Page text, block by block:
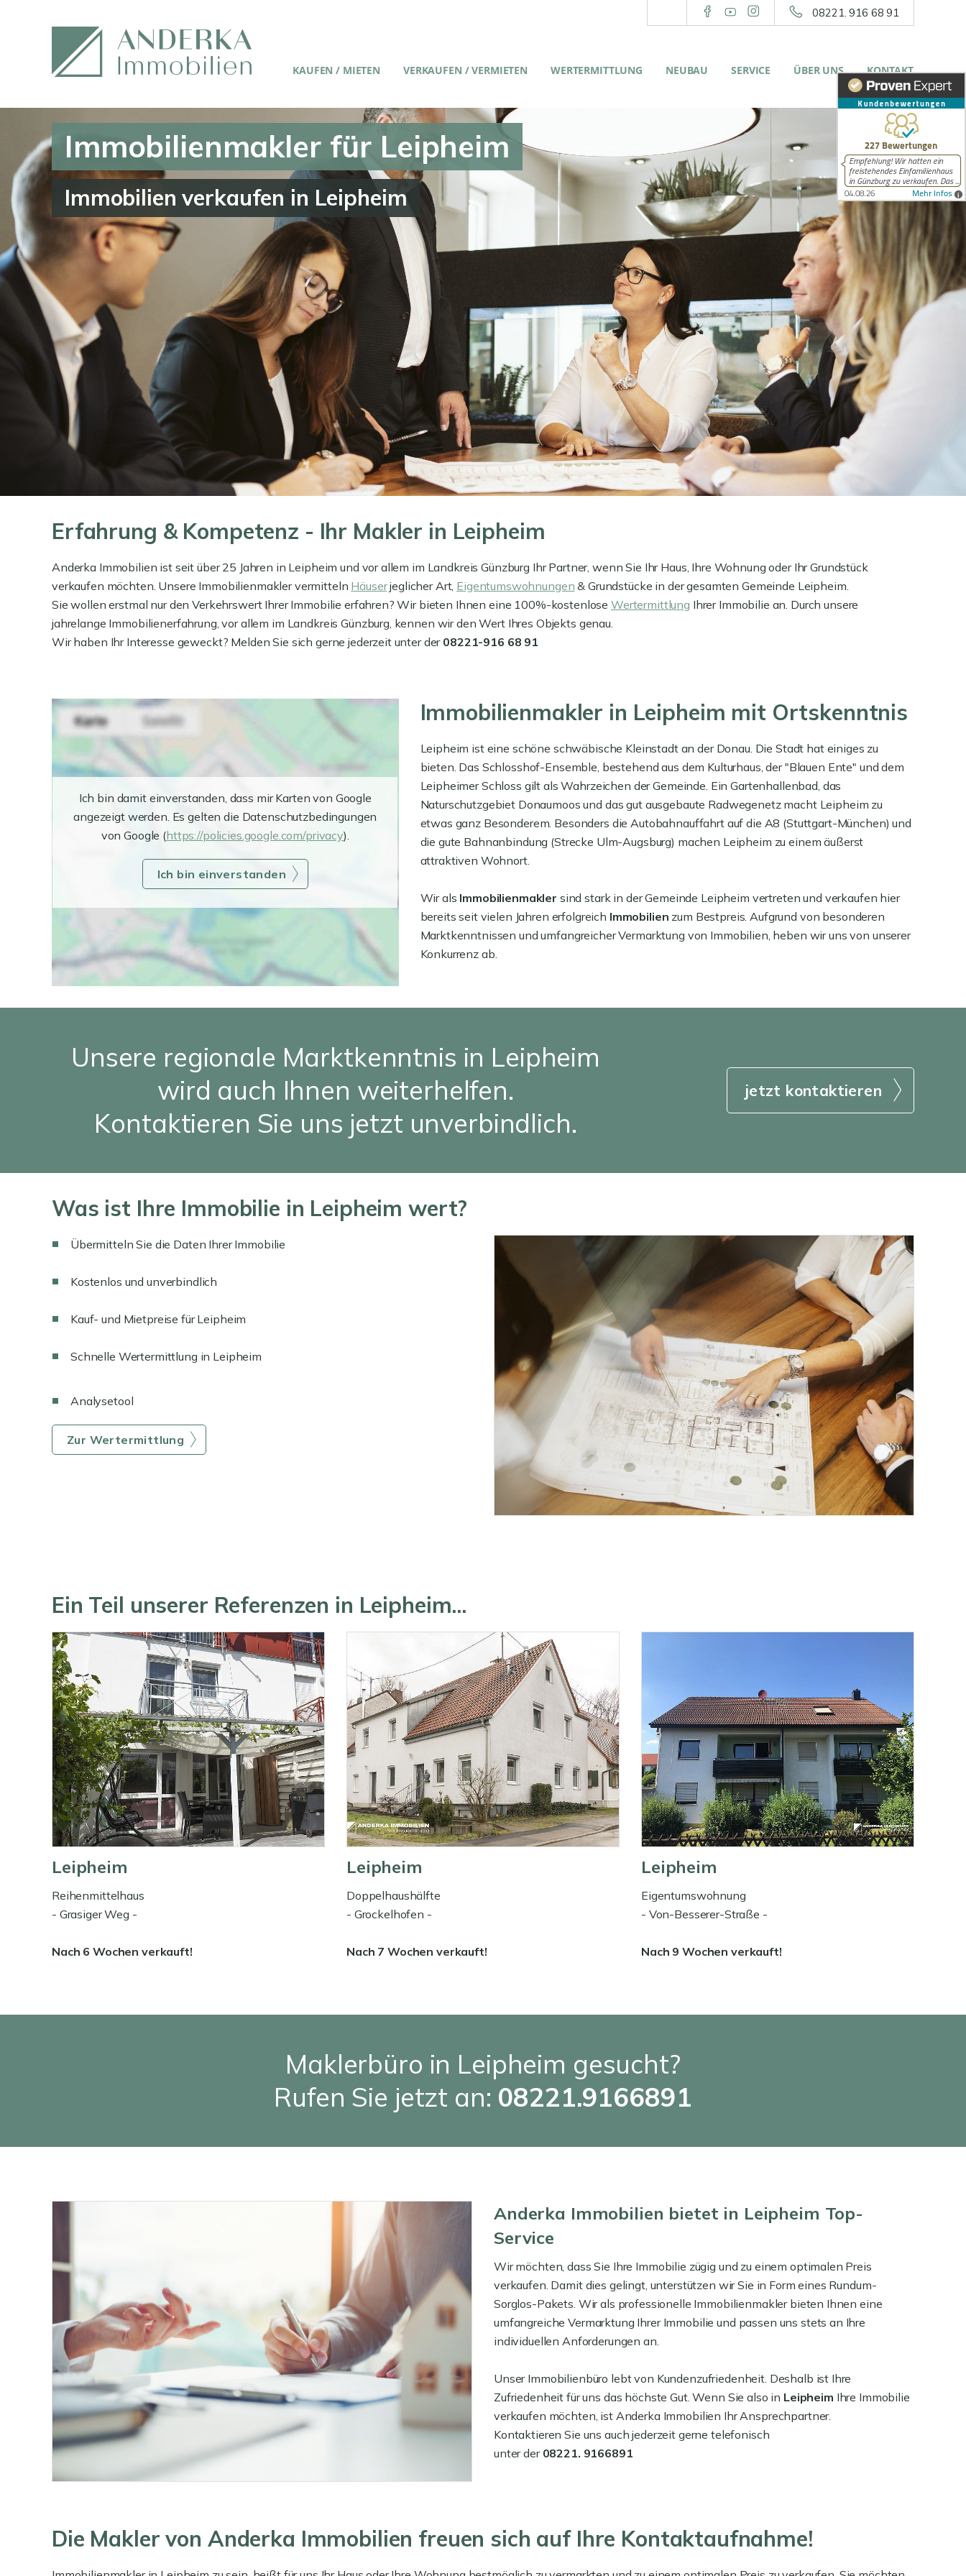
08221. 916 68 91
KAUFEN / MIETEN VERKAUFEN / VERMIETEN WERTERMITTLUNG NEUBAU SERVICE ÜBER UNS KONTAKT
Immobilienmakler für Leipheim
Immobilien verkaufen in Leipheim
Erfahrung & Kompetenz - Ihr Makler in Leipheim
Anderka Immobilien ist seit über 25 Jahren in Leipheim und vor allem im Landkreis Günzburg Ihr Partner, wenn Sie Ihr Haus, Ihre Wohnung oder Ihr Grundstück
verkaufen möchten. Unsere Immobilienmakler vermitteln Häuserjeglicher Art, Eigentumswohnungen & Grundstücke in der gesamten Gemeinde Leipheim.
Sie wollen erstmal nur den Verkehrswert Ihrer Immobilie erfahren? Wir bieten Ihnen eine 100%-kostenloseWertermittlung Ihrer Immobilie an. Durch unsere
jahrelange Immobilienerfahrung, vor allem im Landkreis Günzburg, kennen wir den Wert Ihres Objekts genau.
Wir haben Ihr Interesse geweckt? Melden Sie sich gerne jederzeit unter der 08221-916 68 91
Ich bin damit einverstanden, dass mir Karten von Google
angezeigt werden. Es gelten die Datenschutzbedingungen
von Google (https://policies.google.com/privacy).
Ich bin einverstanden
Immobilienmakler in Leipheim mit Ortskenntnis
Leipheim ist eine schöne schwäbische Kleinstadt an der Donau. Die Stadt hat einiges zu
bieten. Das Schlosshof-Ensemble, bestehend aus dem Kulturhaus, der "Blauen Ente" und dem
Leipheimer Schloss gilt als Wahrzeichen der Gemeinde. Ein Gartenhallenbad, das
Naturschutzgebiet Donaumoos und das gut ausgebaute Radwegenetz macht Leipheim zu
etwas ganz Besonderem. Besonders die Autobahnauffahrt auf die A8 (Stuttgart-München) und
die gute Bahnanbindung (Strecke Ulm-Augsburg) machen Leipheim zu einem äußerst
attraktiven Wohnort.
Wir als Immobilienmakler sind stark in der Gemeinde Leipheim vertreten und verkaufen hier
bereits seit vielen Jahren erfolgreich Immobilien zum Bestpreis. Aufgrund von besonderen
Marktkenntnissen und umfangreicher Vermarktung von Immobilien, heben wir uns von unserer
Konkurrenz ab.
Unsere regionale Marktkenntnis in Leipheim
wird auch Ihnen weiterhelfen.
Kontaktieren Sie uns jetzt unverbindlich.
jetzt kontaktieren
Was ist Ihre Immobilie in Leipheim wert?
Übermitteln Sie die Daten Ihrer Immobilie
Kostenlos und unverbindlich
Kauf- und Mietpreise für Leipheim
Schnelle Wertermittlung in Leipheim
Analysetool
Zur Wertermittlung
Ein Teil unserer Referenzen in Leipheim...
Leipheim
Reihenmittelhaus
- Grasiger Weg -
Nach 6 Wochen verkauft!
Leipheim
Doppelhaushälfte
- Grockelhofen -
Nach 7 Wochen verkauft!
Leipheim
Eigentumswohnung
- Von-Besserer-Straße -
Nach 9 Wochen verkauft!
Maklerbüro in Leipheim gesucht?
Rufen Sie jetzt an: 08221.9166891
Anderka Immobilien bietet in Leipheim Top-
Service
Wir möchten, dass Sie Ihre Immobilie zügig und zu einem optimalen Preis
verkaufen. Damit dies gelingt, unterstützen wir Sie in Form eines Rundum-
Sorglos-Pakets. Wir als professionelle Immobilienmakler bieten Ihnen eine
umfangreiche Vermarktung Ihrer Immobilie und passen uns stets an Ihre
individuellen Anforderungen an.
Unser Immobilienbüro lebt von Kundenzufriedenheit. Deshalb ist Ihre
Zufriedenheit für uns das höchste Gut. Wenn Sie also in Leipheim Ihre Immobilie
verkaufen möchten, ist Anderka Immobilien Ihr Ansprechpartner.
Kontaktieren Sie uns auch jederzeit gerne telefonisch
unter der 08221. 9166891
Die Makler von Anderka Immobilien freuen sich auf Ihre Kontaktaufnahme!